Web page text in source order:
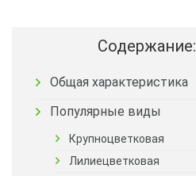
Содержание:
Общая характеристика
Популярные виды
Крупноцветковая
Лилиецветковая